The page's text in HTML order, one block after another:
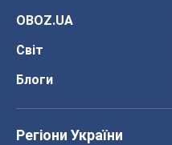
OBOZ.UA
Світ
Блоги
Регіони України